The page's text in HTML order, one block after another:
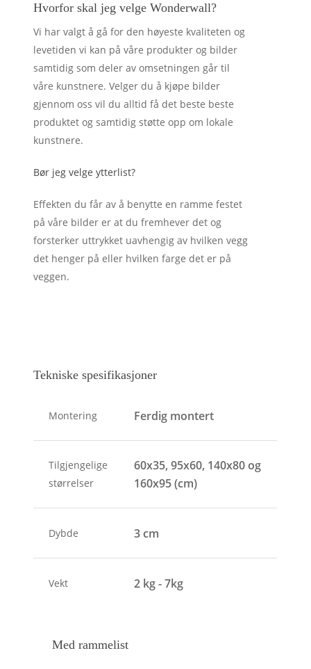
Hvorfor skal jeg velge Wonderwall?
Vi har valgt å gå for den høyeste kvaliteten og
levetiden vi kan på våre produkter og bilder
samtidig som deler av omsetningen går til
våre kunstnere. Velger du å kjøpe bilder
gjennom oss vil du alltid få det beste beste
produktet og samtidig støtte opp om lokale
kunstnere.
Bør jeg velge ytterlist?
Effekten du får av å benytte en ramme festet
på våre bilder er at du fremhever det og
forsterker uttrykket uavhengig av hvilken vegg
det henger på eller hvilken farge det er på
veggen.
Tekniske spesifikasjoner
Montering Ferdig montert
Tilgjengelige
størrelser
60x35, 95x60, 140x80 og
160x95 (cm)
Dybde 3 cm
Vekt 2 kg - 7kg
Med rammelist